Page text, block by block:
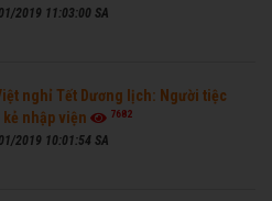
2019 11:03:00 SA
nghỉ Tết Dương lịch: Người tiệc
nhập viện
7682
2019 10:01:54 SA